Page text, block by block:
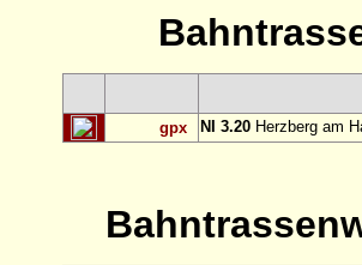
gpx NI 3.20 Herzberg am